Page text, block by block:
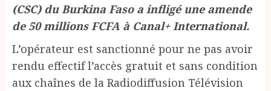
(CSC) du Burkina Faso a infligé une amende
de 50 millions FCFA à Canal+ International.
L’opérateur est sanctionné pour ne pas avoir
rendu effectif l’accès gratuit et sans condition
aux chaînes de la Radiodiffusion Télévision